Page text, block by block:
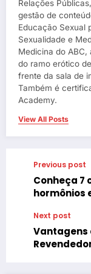
Relações
gestão de
Educação Sexual
Sexualidade e
Medicina do
do ramo erótico
frente da sala de
Também é
Academy.
View All Posts
Previous post
Conheça 7
hormônios
Next post
Vantagens